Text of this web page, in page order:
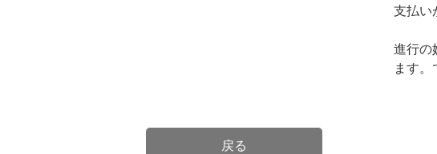
支払い
進行の
ます。
戻る